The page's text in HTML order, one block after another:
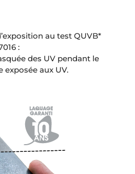
au test QUVB*
:
des UV pendant le
exposée aux UV.